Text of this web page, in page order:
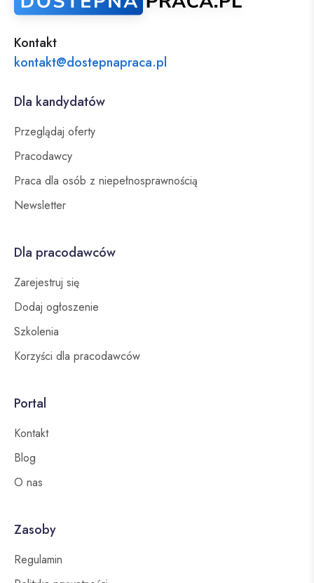
Kontakt
kontakt@dostepnapraca.pl
Dla kandydatów
Przeglądaj oferty
Pracodawcy
Praca dla osób z niepełnosprawnością
Newsletter
Dla pracodawców
Zarejestruj się
Dodaj ogłoszenie
Szkolenia
Korzyści dla pracodawców
Portal
Kontakt
Blog
O nas
Zasoby
Regulamin